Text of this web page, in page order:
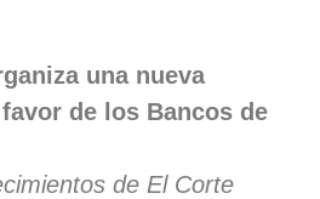
una nueva
de los Bancos de
de El Corte